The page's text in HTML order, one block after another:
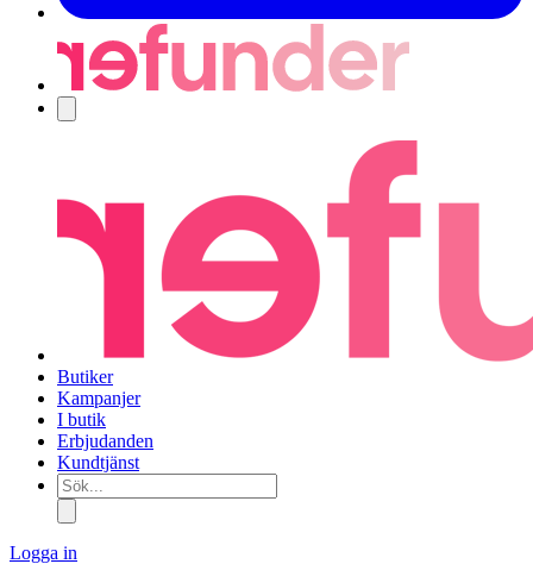
Butiker
Kampanjer
I butik
Erbjudanden
Kundtjänst
Sök...
Logga in